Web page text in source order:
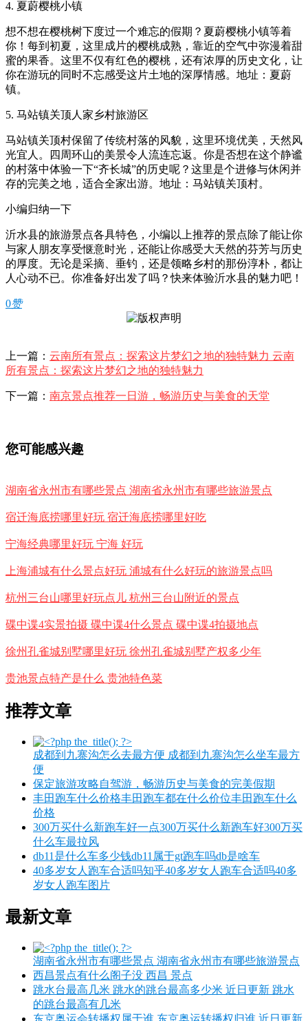
4. 夏蔚樱桃小镇
想不想在樱桃树下度过一个难忘的假期？夏蔚樱桃小镇等着
你！每到初夏，这里成片的樱桃成熟，靠近的空气中弥漫着甜
蜜的果香。这里不仅有红色的樱桃，还有浓厚的历史文化，让
你在游玩的同时不忘感受这片土地的深厚情感。地址：夏蔚
镇。
5. 马站镇关顶人家乡村旅游区
马站镇关顶村保留了传统村落的风貌，这里环境优美，天然风
光宜人。四周环山的美景令人流连忘返。你是否想在这个静谧
的村落中体验一下“齐长城”的历史呢？这里是个进修与休闲并
存的完美之地，适合全家出游。地址：马站镇关顶村。
小编归纳一下
沂水县的旅游景点各具特色，小编以上推荐的景点除了能让你
与家人朋友享受惬意时光，还能让你感受大天然的芬芳与历史
的厚度。无论是采摘、垂钓，还是领略乡村的那份淳朴，都让
人心动不已。你准备好出发了吗？快来体验沂水县的魅力吧！
0赞
上一篇： 云南所有景点：探索这片梦幻之地的独特魅力 云南
所有景点：探索这片梦幻之地的独特魅力
下一篇： 南京景点推荐一日游，畅游历史与美食的天堂
您可能感兴趣
湖南省永州市有哪些景点 湖南省永州市有哪些旅游景点
宿迁海底捞哪里好玩 宿迁海底捞哪里好吃
宁海经典哪里好玩 宁海 好玩
上海浦城有什么景点好玩 浦城有什么好玩的旅游景点吗
杭州三台山哪里好玩点儿 杭州三台山附近的景点
碟中谍4实景拍摄 碟中谍4什么景点 碟中谍4拍摄地点
徐州孔雀城别墅哪里好玩 徐州孔雀城别墅产权多少年
贵池景点特产是什么 贵池特色菜
推荐文章
成都到九寨沟怎么去最方便 成都到九寨沟怎么坐车最方
便
保定旅游攻略自驾游，畅游历史与美食的完美假期
丰田跑车什么价格丰田跑车都在什么价位丰田跑车什么
价格
300万买什么新跑车好一点300万买什么新跑车好300万买
什么车最拉风
db11是什么车多少钱db11属于gt跑车吗db是啥车
40多岁女人跑车合适吗知乎40多岁女人跑车合适吗40多
岁女人跑车图片
最新文章
湖南省永州市有哪些景点 湖南省永州市有哪些旅游景点
西昌景点有什么阁子没 西昌 景点
跳水台最高几米 跳水的跳台最高多少米 近日更新 跳水
的跳台最高有几米